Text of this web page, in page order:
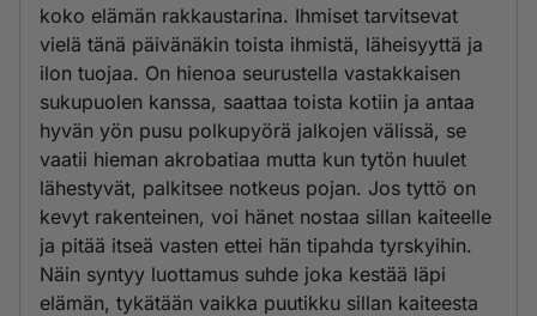
koko elämän rakkaustarina. Ihmiset tarvitsevat
vielä tänä päivänäkin toista ihmistä, läheisyyttä ja
ilon tuojaa. On hienoa seurustella vastakkaisen
sukupuolen kanssa, saattaa toista kotiin ja antaa
hyvän yön pusu polkupyörä jalkojen välissä, se
vaatii hieman akrobatiaa mutta kun tytön huulet
lähestyvät, palkitsee notkeus pojan. Jos tyttö on
kevyt rakenteinen, voi hänet nostaa sillan kaiteelle
ja pitää itseä vasten ettei hän tipahda tyrskyihin.
Näin syntyy luottamus suhde joka kestää läpi
elämän, tykätään vaikka puutikku sillan kaiteesta